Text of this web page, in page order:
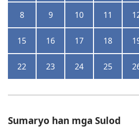
8 9 10 11
15 16 17 18
22 23 24 25
Sumaryo han mga Sulod